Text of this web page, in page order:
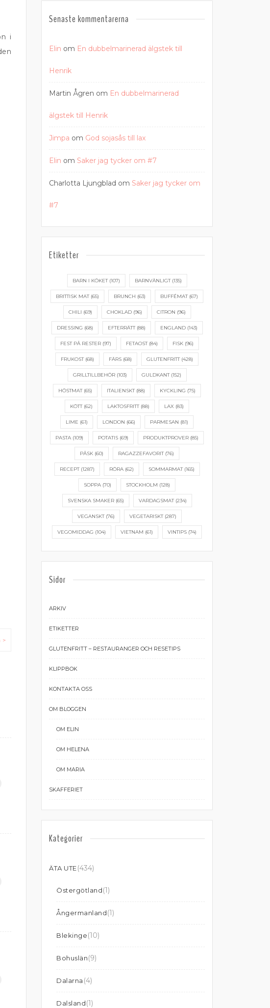
i
>
Senaste kommentarerna
Elin om En dubbelmarinerad älgstek till
Henrik
Martin Ågren om En dubbelmarinerad
älgstek till Henrik
Jimpa om God sojasås till lax
Elin om Saker jag tycker om #7
Charlotta Ljungblad om Saker jag tycker om
#7
Etiketter
BARN I KÖKET(107) BARNVÄNLIGT(135)
BRITTISK MAT(65) BRUNCH (63) BUFFÉMAT(67)
CHILI (69) CHOKLAD(96) CITRON (96)
DRESSING (68) EFTERRÄTT(88) ENGLAND(143)
FEST PÅ RESTER (97) FETAOST(84) FISK (96)
FRUKOST(68) FÄRS (68) GLUTENFRITT(428)
GRILLTILLBEHÖR(103) GULDKANT(152)
HÖSTMAT(65) ITALIENSKT(88) KYCKLING (75)
KÖTT(62) LAKTOSFRITT(88) LAX (83)
LIME (61) LONDON (66) PARMESAN (81)
PASTA (109) POTATIS (69) PRODUKTPROVER (85)
PÅSK (60) RAGAZZEFAVORIT(76)
RECEPT(1287) RÖRA(62) SOMMARMAT(165)
SOPPA (70) STOCKHOLM (128)
SVENSKA SMAKER(65) VARDAGSMAT(234)
VEGANSKT(76) VEGETARISKT(287)
VEGOMIDDAG (104) VIETNAM (61) VINTIPS (74)
Sidor
ARKIV
ETIKETTER
GLUTENFRITT – RESTAURANGER OCH RESETIPS
KLIPPBOK
KONTAKTA OSS
OM BLOGGEN
OM ELIN
OM HELENA
OM MARIA
SKAFFERIET
Kategorier
ÄTA UTE(434)
Östergötland(1)
Ångermanland(1)
Blekinge(10)
Bohuslän(9)
Dalarna (4)
Dalsland(1)